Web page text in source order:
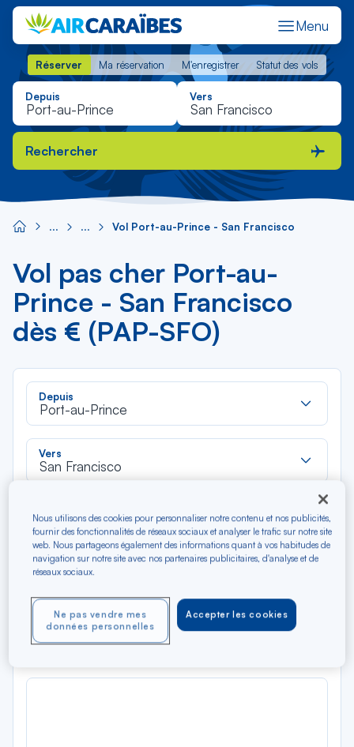
Menu
Réserver Ma réservation M'enregistrer Statut des vols
Réserver Ma réservation M'enregistrer Statut des vols
Depuis Vers
Rechercher
Vol Port-au-Prince - San Francisco
Vol pas cher Port-au-
Prince - San Francisco
dès € (PAP-SFO)
Depuis
Port-au-Prince
Vers
San Francisco
Aller-Retour Aller simple
Précédent
AOÛ 2026
N/A*
Aller / Retour — Économique
Nous utilisons des cookies pour personnaliser notre contenu et nos publicités,
fournir des fonctionnalités de réseaux sociaux et analyser le trafic sur notre site
web. Nous partageons également des informations quant à vos habitudes de
navigation sur notre site avec nos partenaires publicitaires, d'analyse et de
réseaux sociaux.
Accepter les cookies
Ne pas vendre mes
données personnelles